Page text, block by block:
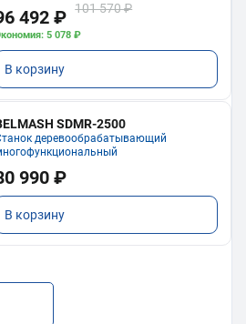
492 ₽ 101 570 ₽
5 078 ₽
В корзину
SDMR-2500
деревообрабатывающий
990 ₽
В корзину